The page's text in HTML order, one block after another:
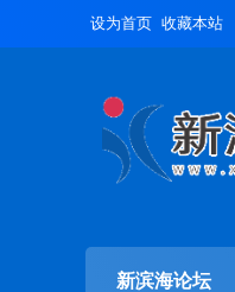
设为首页 收藏本站
新滨海论坛